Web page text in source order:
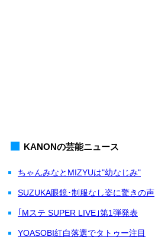
KANONの芸能ニュース
ちゃんみなとMIZYUは"幼なじみ"
SUZUKA眼鏡･制服なし姿に驚きの声
｢Mステ SUPER LIVE｣第1弾発表
YOASOBI紅白落選でタトゥー注目